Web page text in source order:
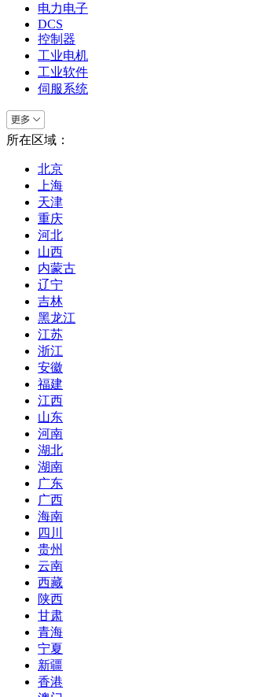
电力电子
DCS
控制器
工业电机
工业软件
伺服系统
所在区域：
北京
上海
天津
重庆
河北
山西
内蒙古
辽宁
吉林
黑龙江
江苏
浙江
安徽
福建
江西
山东
河南
湖北
湖南
广东
广西
海南
四川
贵州
云南
西藏
陕西
甘肃
青海
宁夏
新疆
香港